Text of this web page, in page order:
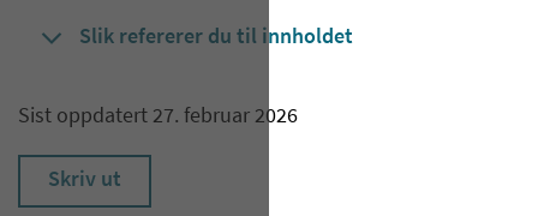
Slik refererer du til innholdet
Sist oppdatert 27. februar 2026
Skriv ut